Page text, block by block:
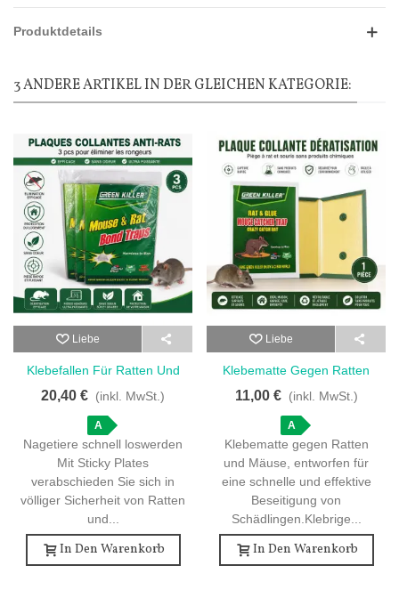
Produktdetails
3 ANDERE ARTIKEL IN DER GLEICHEN KATEGORIE:
Liebe
Klebefallen Für Ratten Und
Mäuse - 3 Stück
20,40 € (inkl. MwSt.)
A
Nagetiere schnell loswerden
Mit Sticky Plates
verabschieden Sie sich in
völliger Sicherheit von Ratten
und...
In Den Warenkorb
Liebe
Klebematte Gegen Ratten
Und Mäuse - 1 Stück Von
Hoher Qualität
11,00 € (inkl. MwSt.)
A
Klebematte gegen Ratten
und Mäuse, entworfen für
eine schnelle und effektive
Beseitigung von
Schädlingen.Klebrige...
In Den Warenkorb